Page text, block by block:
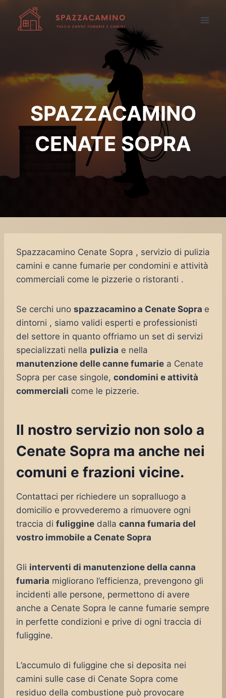
contenuto
SPAZZACAMINO
CENATE SOPRA
Spazzacamino Cenate Sopra , servizio di pulizia
camini e canne fumarie per condomini e attività
commerciali come le pizzerie o ristoranti .
Se cerchi uno spazzacamino a Cenate Sopra e
dintorni , siamo validi esperti e professionisti
del settore in quanto offriamo un set di servizi
specializzati nella pulizia e nella
manutenzione delle canne fumarie a Cenate
Sopra per case singole, condomini e attività
commerciali come le pizzerie.
Il nostro servizio non solo a
Cenate Sopra ma anche nei
comuni e frazioni vicine.
Contattaci per richiedere un sopralluogo a
domicilio e provvederemo a rimuovere ogni
traccia di fuliggine dalla canna fumaria del
vostro immobile a Cenate Sopra
Gli interventi di manutenzione della canna
fumaria migliorano l’efficienza, prevengono gli
incidenti alle persone, permettono di avere
anche a Cenate Sopra le canne fumarie sempre
in perfette condizioni e prive di ogni traccia di
fuliggine.
L’accumulo di fuliggine che si deposita nei
camini sulle case di Cenate Sopra come
residuo della combustione può provocare